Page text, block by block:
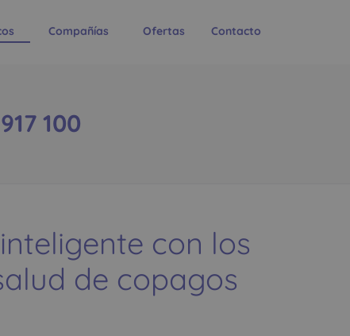
Compañías Ofertas Contacto
100
con los
de copagos